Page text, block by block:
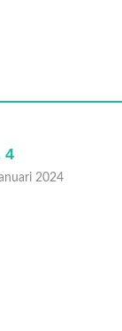
4
2024